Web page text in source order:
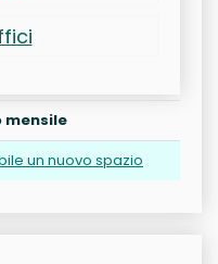
un nuovo spazio